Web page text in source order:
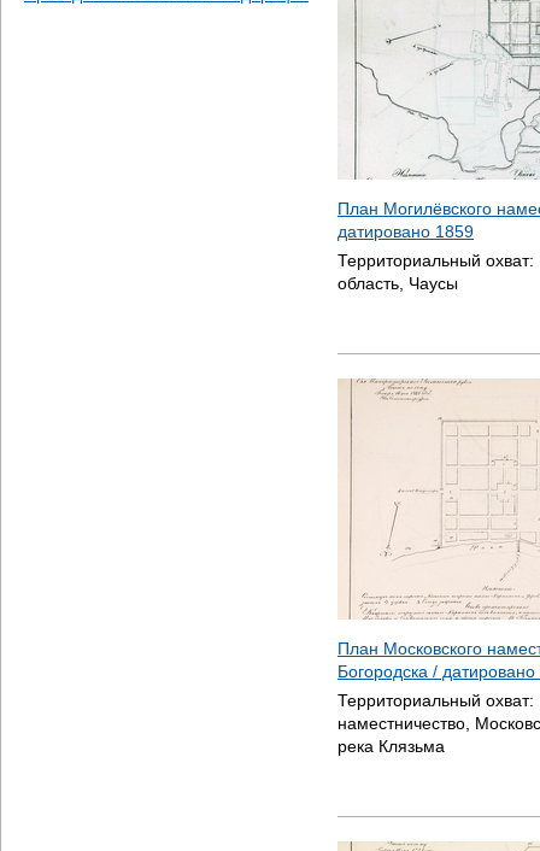
План Могилёвского
датировано 1859
Территориальный охват:
область, Чаусы
План Московского
Богородска / датировано
Территориальный охват:
наместничество,
река Клязьма